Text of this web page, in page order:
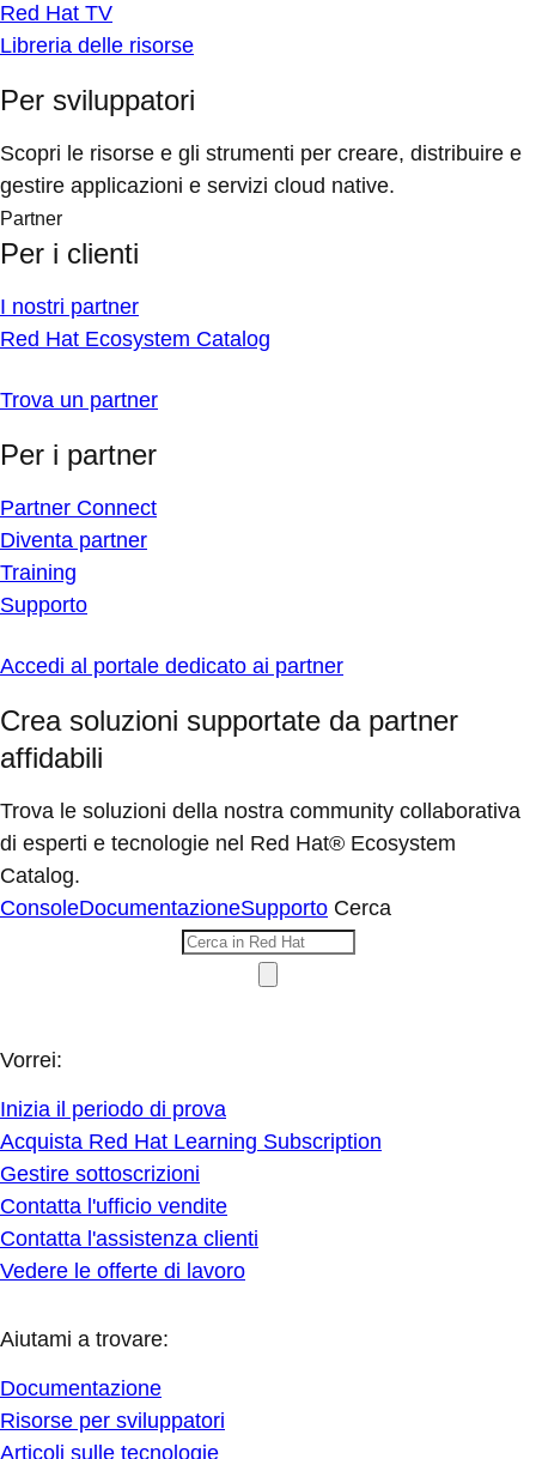
Red Hat TV
Libreria delle risorse
Per sviluppatori
Scopri le risorse e gli strumenti per creare, distribuire e
gestire applicazioni e servizi cloud native.
Partner
Per i clienti
I nostri partner
Red Hat Ecosystem Catalog
Trova un partner
Per i partner
Partner Connect
Diventa partner
Training
Supporto
Accedi al portale dedicato ai partner
Crea soluzioni supportate da partner
affidabili
Trova le soluzioni della nostra community collaborativa
di esperti e tecnologie nel Red Hat® Ecosystem
Catalog.
ConsoleDocumentazioneSupporto Cerca
Vorrei:
Inizia il periodo di prova
Acquista Red Hat Learning Subscription
Gestire sottoscrizioni
Contatta l'ufficio vendite
Contatta l'assistenza clienti
Vedere le offerte di lavoro
Aiutami a trovare:
Documentazione
Risorse per sviluppatori
Articoli sulle tecnologie